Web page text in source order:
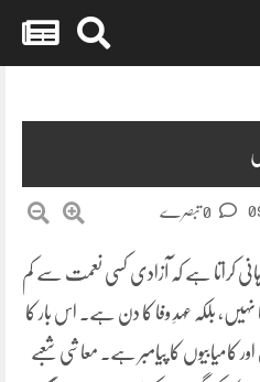
کراتا ہے کہ آزادی کسی نعمت سے کم
بلکہ عہدِ وفا کا دن ہے۔ اس بار کا
کامیابیوں کا پیامبر ہے۔ معاشی شعبے